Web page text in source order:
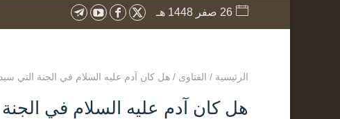
26 صفر 1448 هـ
الرئيسية / الفتاوى / هل كان آدم عليه السلام في الجنة التي
هل كان آدم عليه السلام في